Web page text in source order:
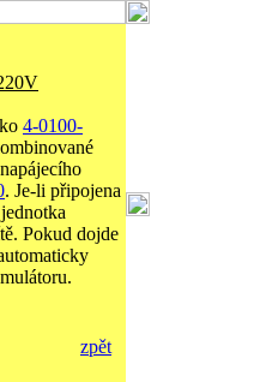
4-0100-
. Je-li připojena
Pokud dojde
zpět